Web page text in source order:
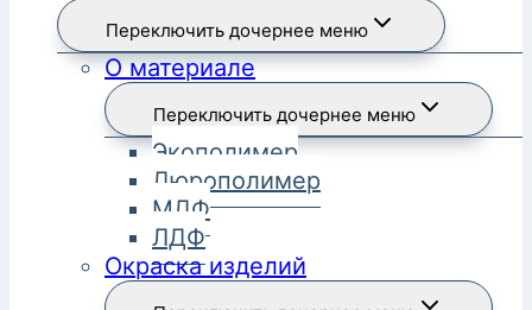
Переключить дочернее меню
О материале
Переключить дочернее меню
Экополимер
Дюрополимер
МДФ
ЛДФ
Окраска изделий